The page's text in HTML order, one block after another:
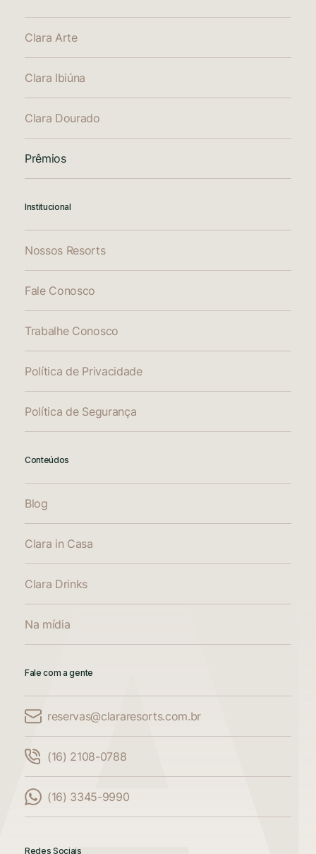
Clara Arte
Clara Ibiúna
Clara Dourado
Prêmios
Institucional
Nossos Resorts
Fale Conosco
Trabalhe Conosco
Política de Privacidade
Política de Segurança
Conteúdos
Blog
Clara in Casa
Clara Drinks
Na mídia
Fale com a gente
reservas@clararesorts.com.br
(16) 2108-0788
(16) 3345-9990
Redes Sociais
Compare até 3 acomodações
comparar